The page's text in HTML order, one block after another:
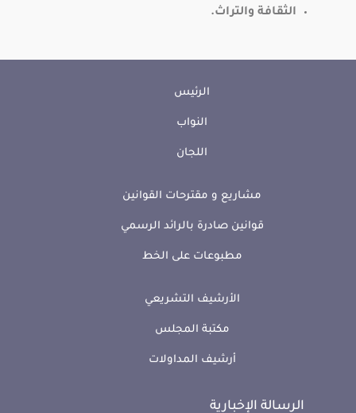
الثقافة والتراث.
الرئيس
النواب
اللجان
مشاريع و مقترحات القوانين
قوانين صادرة بالرائد الرسمي
مطبوعات على الخط
الأرشيف التشريعي
مكتبة المجلس
أرشيف المداولات
الرسالة الإخبارية